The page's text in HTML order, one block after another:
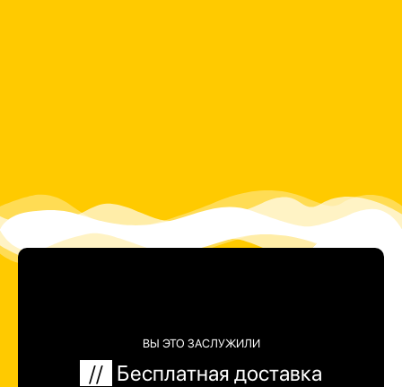
Доставка
ВЫ ЭТО ЗАСЛУЖИЛИ
// Бесплатная доставка